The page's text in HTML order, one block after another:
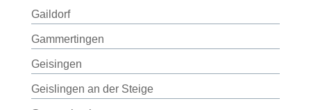
Gaildorf
Gammertingen
Geisingen
Geislingen an der Steige